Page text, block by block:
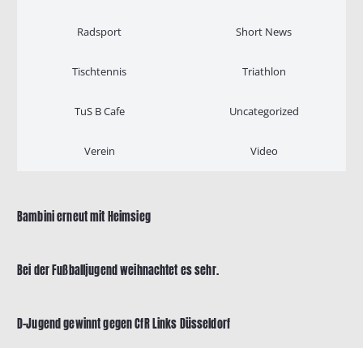
Radsport Short News
Tischtennis Triathlon
TuS B Cafe Uncategorized
Verein Video
Bambini erneut mit Heimsieg
Bei der Fußballjugend weihnachtet es sehr.
D-Jugend gewinnt gegen CfR Links Düsseldorf